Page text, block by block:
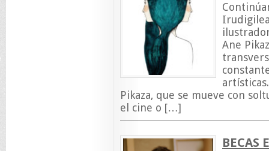
Ane
Pikaza, que se mueve con
el cine o […]